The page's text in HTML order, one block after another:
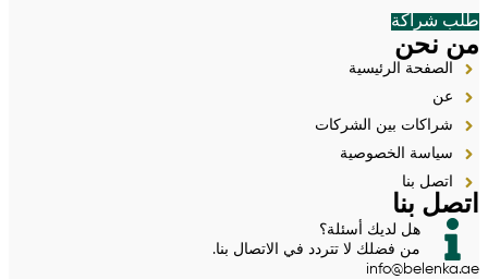
طلب شراكة
من نحن
الصفحة الرئيسية
عن
شراكات بين الشركات
سياسة الخصوصية
اتصل بنا
اتصل بنا
هل لديك أسئلة؟
من فضلك لا تتردد في الاتصال بنا.
info@belenka.ae